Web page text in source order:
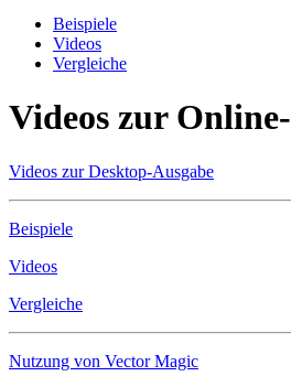
Beispiele
Videos
Vergleiche
Videos zur
Videos zur Desktop-Ausgabe
Beispiele
Videos
Vergleiche
Nutzung von Vector Magic